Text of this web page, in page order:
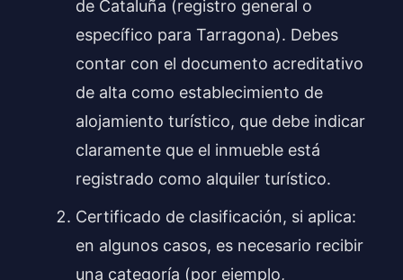
de Cataluña (registro general o
específico para Tarragona). Debes
contar con el documento acreditativo
de alta como establecimiento de
alojamiento turístico, que debe indicar
claramente que el inmueble está
registrado como alquiler turístico.
Certificado de clasificación, si aplica:
en algunos casos, es necesario recibir
una categoría (por ejemplo,